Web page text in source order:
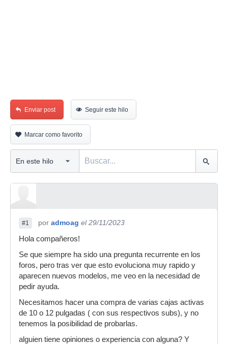
Enviar post Seguir este hilo
Marcar como favorito
#1 por admoag el 29/11/2023
Hola compañeros!
Se que siempre ha sido una pregunta recurrente en los
foros, pero tras ver que esto evoluciona muy rapido y
aparecen nuevos modelos, me veo en la necesidad de
pedir ayuda.
Necesitamos hacer una compra de varias cajas activas
de 10 o 12 pulgadas ( con sus respectivos subs), y no
tenemos la posibilidad de probarlas.
alguien tiene opiniones o experiencia con alguna? Y